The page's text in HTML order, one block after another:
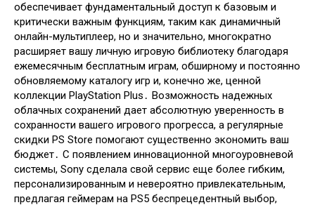
обеспечивает фундаментальный доступ к базовым и
критически важным функциям, таким как динамичный
онлайн-мультиплеер, но и значительно, многократно
расширяет вашу личную игровую библиотеку благодаря
ежемесячным бесплатным играм, обширному и постоянно
обновляемому каталогу игр и, конечно же, ценной
коллекции PlayStation Plus․ Возможность надежных
облачных сохранений дает абсолютную уверенность в
сохранности вашего игрового прогресса, а регулярные
скидки PS Store помогают существенно экономить ваш
бюджет․ С появлением инновационной многоуровневой
системы, Sony сделала свой сервис еще более гибким,
персонализированным и невероятно привлекательным,
предлагая геймерам на PS5 беспрецедентный выбор,